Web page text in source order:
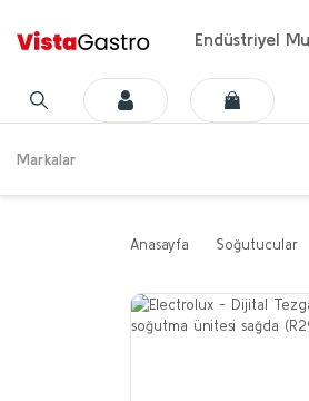
Endüstriyel
Markalar
Anasayfa Soğutucular